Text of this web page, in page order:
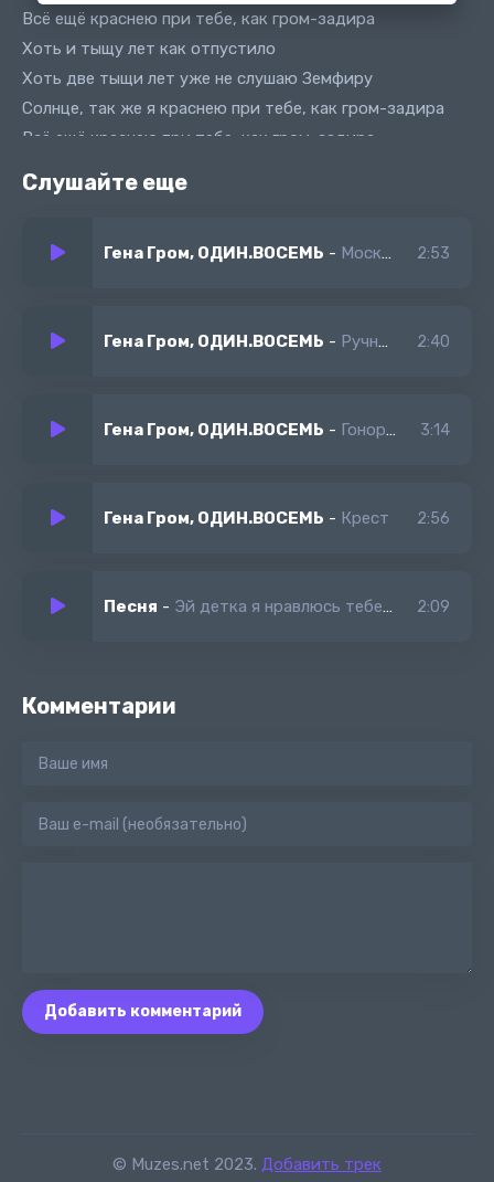
Всё ещё краснею при тебе, как гром-задира
Хоть и тыщу лет как отпустило
Хоть две тыщи лет уже не слушаю Земфиру
Солнце, так же я краснею при тебе, как гром-задира
Всё ещё краснею при тебе, как гром-задира
Слушайте еще
Гена Гром, ОДИН.ВОСЕМЬ - Москва 2:53
Гена Гром, ОДИН.ВОСЕМЬ - Ручник 2:40
Гена Гром, ОДИН.ВОСЕМЬ - Гонорар 3:14
Гена Гром, ОДИН.ВОСЕМЬ - Крест 2:56
Песня - Эй детка я нравлюсь тебе хоть чуть чуть 2:09
Комментарии
Добавить комментарий
© Muzes.net 2023. Добавить трек